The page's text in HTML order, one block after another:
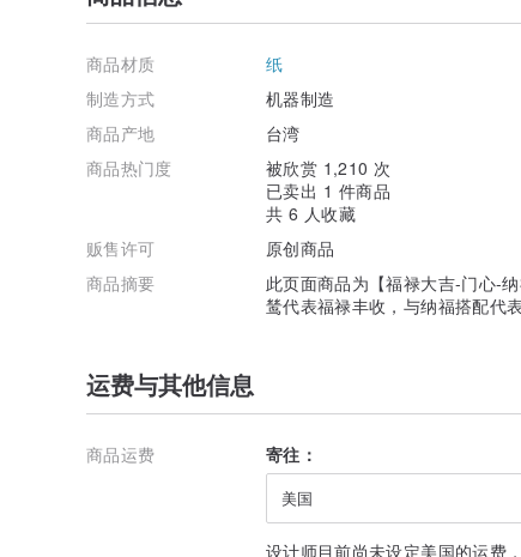
◆ 适合居家空间、办公室、餐厅布置、店家妆点、活动
◆ 贴在门上、墙上、窗户、书柜、冰箱上，让空间更美。
🎁 带来幸福感受的春联 送礼自用都合适 🎁
◆ 送给长辈、家人或朋友，带给关心的人一整年的祝福。
注意事项
● 纸张于印制过程、使用环境之气候条件、潮湿程度等
● 商品不含背胶，使用时需购买黏贴相关用具。
● 商品保存时请勿放置于潮湿处或高温日照下；张贴时
● 商品与包装使用时请留意安全，避免幼儿游戏使用，
● 商品出货前已经品管检验，商品印刷时因印刷时间、
商品材质
纸
制造方式
机器制造
商品产地
台湾
商品热门度
被欣赏 1,210 次
已卖出 1 件商品
共 6 人收藏
贩售许可
原创商品
商品摘要
此页面商品为【福禄大吉-门心-
鸶代表福禄丰收，与纳福搭配代
运费与其他信息
商品运费 寄往：
美国
设计师目前尚未设定美国的运费，